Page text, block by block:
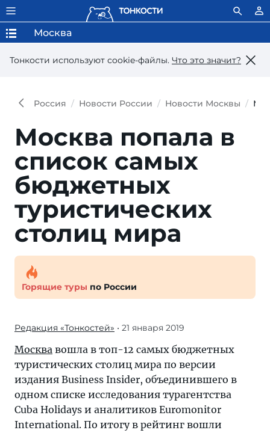
Тонкости используют сookie-файлы. Что это значит?
Москва
Россия Новости России Новости Москвы
Москва попала в
список самых
бюджетных
туристических
столиц мира
Горящие туры по России
Редакция «Тонкостей» • 21 января 2019
Москва вошла в топ-12 самых бюджетных
туристических столиц мира по версии
издания Business Insider, объединившего в
одном списке исследования турагентства
Cuba Holidays и аналитиков Euromonitor
International. По итогу в рейтинг вошли